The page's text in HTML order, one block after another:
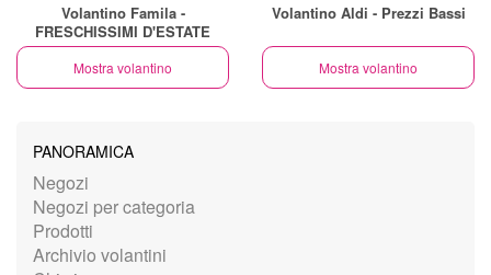
Volantino Famila -
FRESCHISSIMI D'ESTATE
Mostra volantino
Volantino Aldi - Prezzi Bassi
Mostra volantino
PANORAMICA
Negozi
Negozi per categoria
Prodotti
Archivio volantini